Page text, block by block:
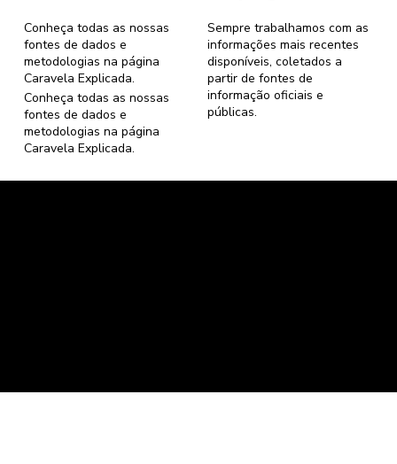
Sempre trabalhamos com as
informações mais recentes
disponíveis, coletados a
partir de fontes de
informação oficiais e
públicas.
Conheça todas as nossas
fontes de dados e
metodologias na página
Caravela Explicada.
Conheça todas as nossas
fontes de dados e
metodologias na página
Caravela Explicada.